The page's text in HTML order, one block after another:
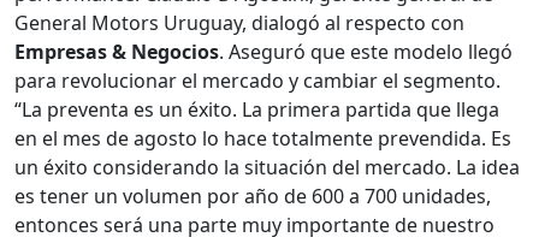
General Motors Uruguay, dialogó al respecto con
Empresas & Negocios. Aseguró que este modelo llegó
para revolucionar el mercado y cambiar el segmento.
“La preventa es un éxito. La primera partida que llega
en el mes de agosto lo hace totalmente prevendida. Es
un éxito considerando la situación del mercado. La idea
es tener un volumen por año de 600 a 700 unidades,
entonces será una parte muy importante de nuestro